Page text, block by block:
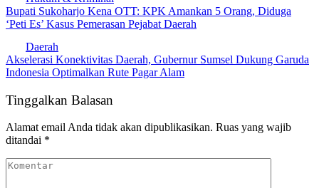
​Bupati Sukoharjo Kena OTT: KPK Amankan 5 Orang, Diduga
‘Peti Es’ Kasus Pemerasan Pejabat Daerah
Daerah
​Akselerasi Konektivitas Daerah, Gubernur Sumsel Dukung Garuda
Indonesia Optimalkan Rute Pagar Alam
Tinggalkan Balasan
Alamat email Anda tidak akan dipublikasikan. Ruas yang wajib
ditandai *